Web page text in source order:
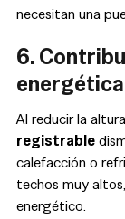
necesitan una
6.
Al reducir la
registrable
calefacción o
techos muy
energético.